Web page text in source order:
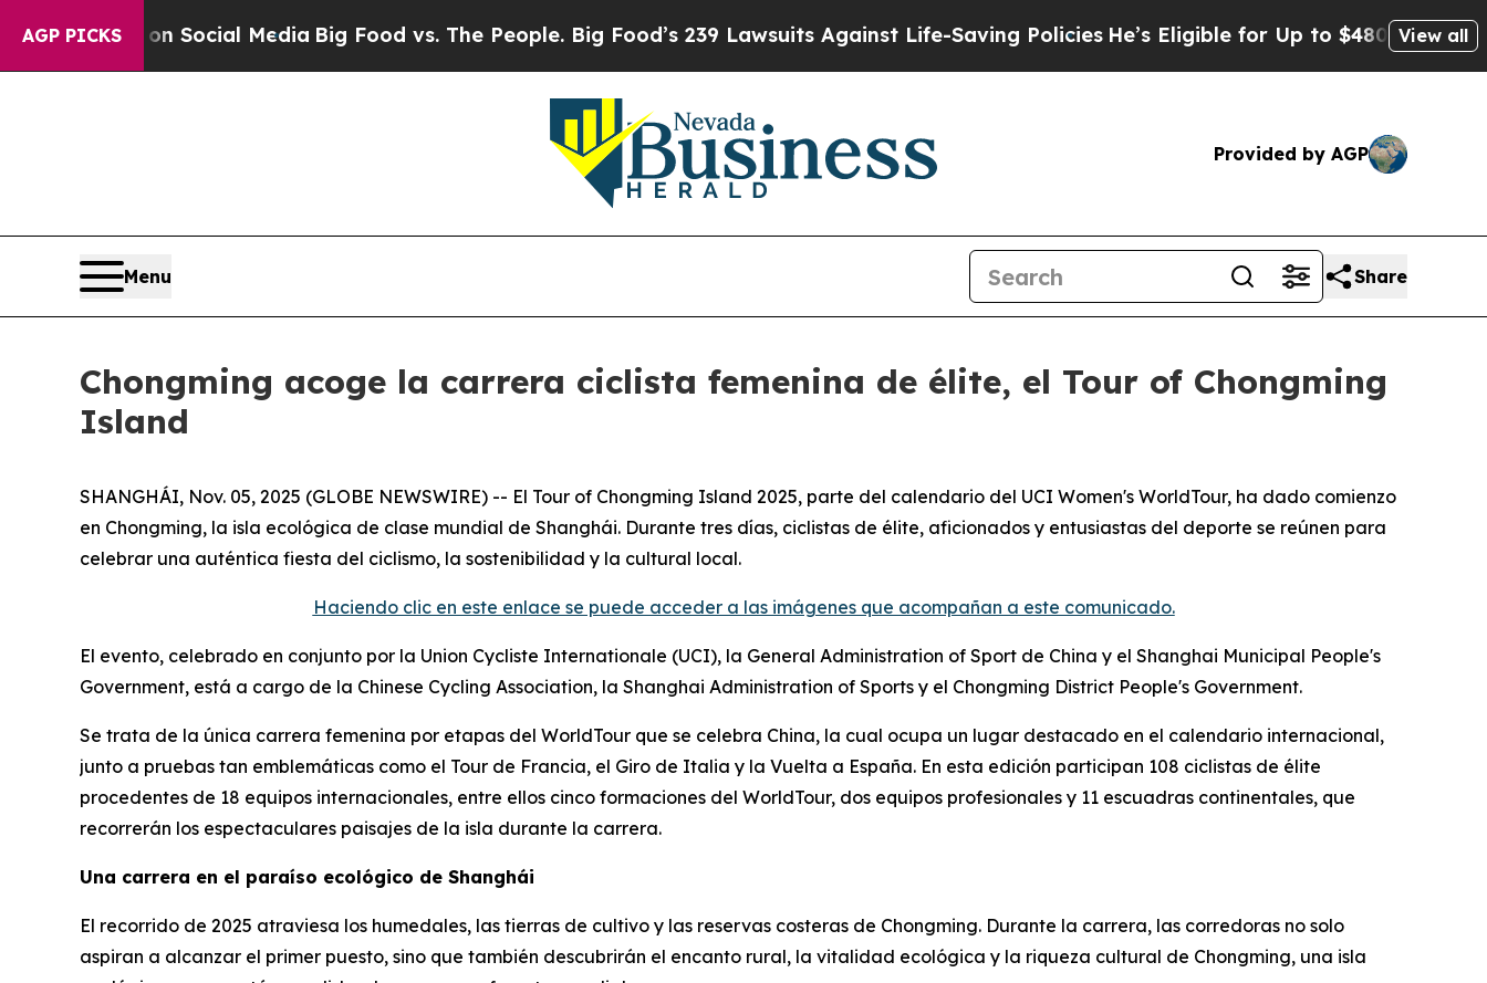
AGP PICKSon Social Media Big Food vs. The People. Big Food’s 239 Lawsuits Against Life-Saving PoliciesHe’s Eligible for Up to $480,000 AfterView all
Provided by AGP
Menu Share
Chongming acoge la carrera ciclista femenina de élite, el Tour of Chongming
Island
SHANGHÁI, Nov. 05, 2025 (GLOBE NEWSWIRE) -- El Tour of Chongming Island 2025, parte del calendario del UCI Women's WorldTour, ha dado comienzo
en Chongming, la isla ecológica de clase mundial de Shanghái. Durante tres días, ciclistas de élite, aficionados y entusiastas del deporte se reúnen para
celebrar una auténtica fiesta del ciclismo, la sostenibilidad y la cultural local.
Haciendo clic en este enlace se puede acceder a las imágenes que acompañan a este comunicado.
El evento, celebrado en conjunto por la Union Cycliste Internationale (UCI), la General Administration of Sport de China y el Shanghai Municipal People's
Government, está a cargo de la Chinese Cycling Association, la Shanghai Administration of Sports y el Chongming District People's Government.
Se trata de la única carrera femenina por etapas del WorldTour que se celebra China, la cual ocupa un lugar destacado en el calendario internacional,
junto a pruebas tan emblemáticas como el Tour de Francia, el Giro de Italia y la Vuelta a España. En esta edición participan 108 ciclistas de élite
procedentes de 18 equipos internacionales, entre ellos cinco formaciones del WorldTour, dos equipos profesionales y 11 escuadras continentales, que
recorrerán los espectaculares paisajes de la isla durante la carrera.
Una carrera en el paraíso ecológico de Shanghái
El recorrido de 2025 atraviesa los humedales, las tierras de cultivo y las reservas costeras de Chongming. Durante la carrera, las corredoras no solo
aspiran a alcanzar el primer puesto, sino que también descubrirán el encanto rural, la vitalidad ecológica y la riqueza cultural de Chongming, una isla